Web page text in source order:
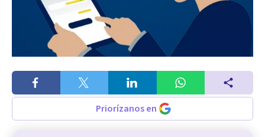
Priorízanos en